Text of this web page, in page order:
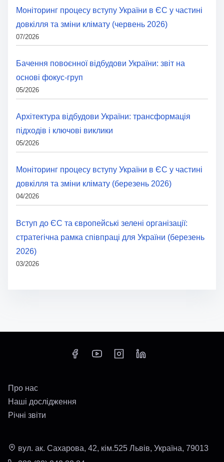
Моніторинг процесу вступу України в ЄС у частині
довкілля та зміни клімату (червень 2026)
07/2026
Бачення повоєнної відбудови України: звіт на
основі фокус-груп
05/2026
Архітектура відбудови України: трансформація
підходів і ключові виклики
05/2026
Моніторинг процесу вступу України в ЄС у частині
довкілля та зміни клімату (березень 2026)
04/2026
Вступ до ЄС та європейські зелені організації:
стратегічна рамка співпраці для України (березень
2026)
03/2026
Про нас
Наші дослідження
Річні звіти
вул. ак. Сахарова, 42, кім.525 Львів, Україна, 79013